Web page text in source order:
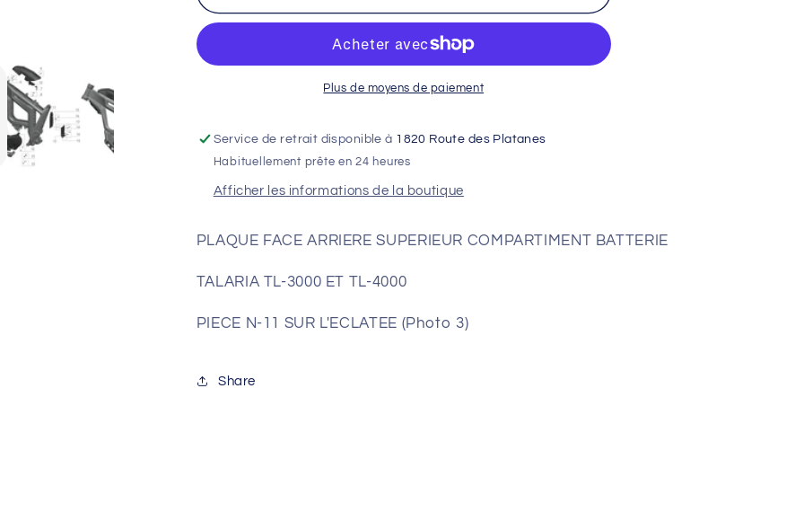
PLAQUE
SUPERIEUR
COMPARTIMENT
PLAQUE
ARRIERE
SUPERIEUR
COMPARTIMENT
Plus de moyens de paiement
Service de retrait disponible à 1820 Route des Platanes
Habituellement prête en 24 heures
Afficher les informations de la boutique
PLAQUE FACE ARRIERE SUPERIEUR COMPARTIMENT BATTERIE
TALARIA TL-3000 ET TL-4000
PIECE N-11 SUR L'ECLATEE (Photo 3)
Share